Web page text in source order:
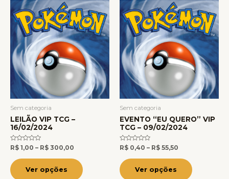
Sem categoria
LEILÃO VIP TCG –
16/02/2024
Avaliação
5
R$ 1,00 – R$ 300,00
Price
range:
R$ 1,00
through
R$ 300,00
Ver opções
Este
produto
tem
várias
variantes.
As
opções
podem
produto
Sem categoria
EVENTO “EU QUERO” VIP
TCG – 09/02/2024
Avaliação
5
R$ 0,40 – R$ 55,50
Price
range:
R$ 0,40
through
R$ 55,50
Ver opções
Este
produto
tem
várias
variantes.
As
opções
podem
escolhidas
produto